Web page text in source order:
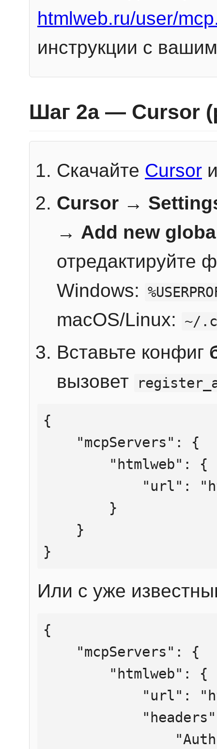
htmlweb.ru/user/
инструкции с
Шаг 2a — Cursor
Скачайте Cursor
Cursor →
→ Add new
отредактируйте
Windows:
macOS/Linux: ~/
Вставьте конфиг
вызовет
{
}
Или с уже
{